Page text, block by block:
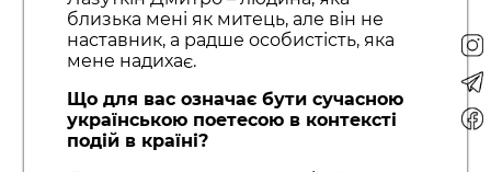
близька мені як митець, але він не
наставник, а радше особистість, яка
мене надихає.
Що для вас означає бути сучасною
українською поетесою в контексті
подій в країні?